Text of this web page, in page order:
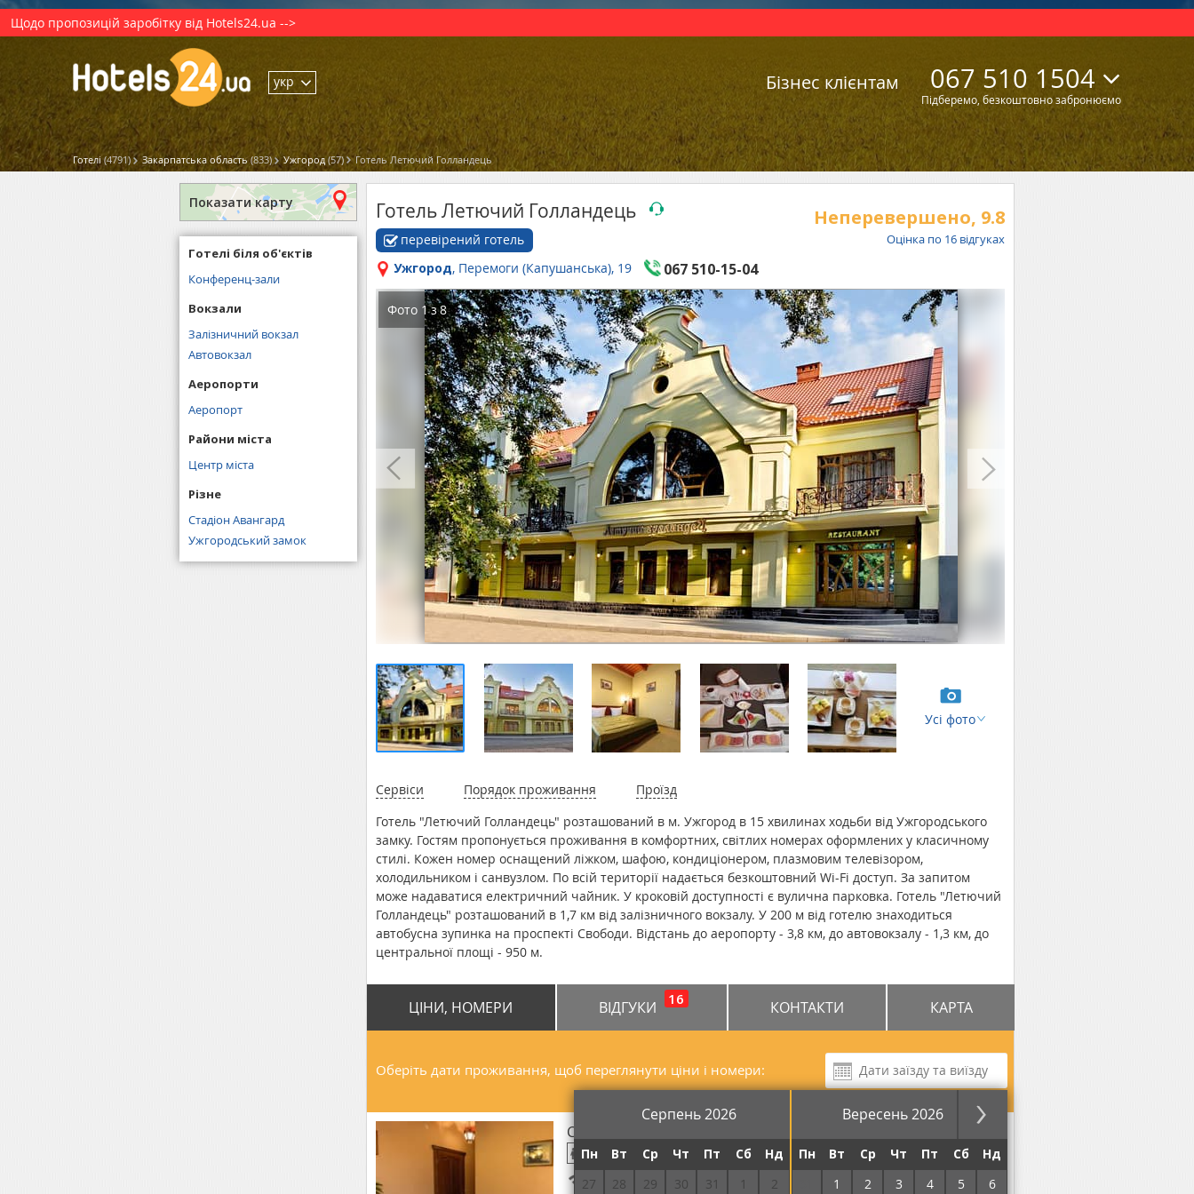
Щодо пропозицій заробітку від Hotels24.ua -->
укр Бізнес клієнтам 067 510 1504
Підберемо, безкоштовно забронюємо
Готелі (4791) Закарпатська область (833) Ужгород (57) Готель Летючий Голландець
Неперевершено, 9.8
Оцінка по 16 відгуках
Готель Летючий Голландець
перевірений готель
Ужгород, Перемоги (Капушанська), 19 067 510-15-04
Фото 1з8
Усі фото
Сервіси Порядок проживання
Проїзд
Готель "Летючий Голландець" розташований в м. Ужгород в 15 хвилинах ходьби від Ужгородського
замку. Гостям пропонується проживання в комфортних, світлих номерах оформлених у класичному
стилі. Кожен номер оснащений ліжком, шафою, кондиціонером, плазмовим телевізором,
холодильником і санвузлом. По всій території надається безкоштовний Wi-Fi доступ. За запитом
може надаватися електричний чайник. У кроковій доступності є вулична парковка. Готель "Летючий
Голландець" розташований в 1,7 км від залізничного вокзалу. У 200 м від готелю знаходиться
автобусна зупинка на проспекті Свободи. Відстань до аеропорту - 3,8 км, до автовокзалу - 1,3 км, до
центральної площі - 950 м.
ЦІНИ, НОМЕРИ ВІДГУКИ 16 КОНТАКТИ КАРТА
Оберіть дати проживання, щоб переглянути ціни і номери:
Серпень 2026 Вересень 2026
Пн Вт Ср Чт Пт Сб
Нд
27
28 29 30 31 1
2
Пн Вт Ср Чт Пт Сб
Нд
1 2 3 4 5
6
Стандарт одномісний
Безкоштовний Wi-Fi
за ніч
Показати карту
Готелі біля об'єктів
Конференц-зали
Вокзали
Залізничний вокзал
Автовокзал
Аеропорти
Аеропорт
Райони міста
Центр міста
Різне
Стадіон Авангард
Ужгородський замок